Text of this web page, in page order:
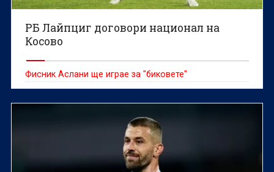
РБ Лайпциг договори национал на
Косово
Фисник Аслани ще играе за "биковете"